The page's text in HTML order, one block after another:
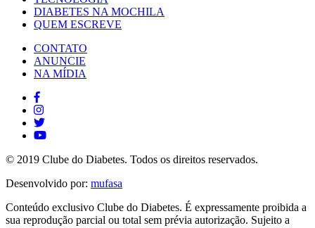
DIABETES NA MOCHILA
QUEM ESCREVE
CONTATO
ANUNCIE
NA MÍDIA
© 2019 Clube do Diabetes. Todos os direitos reservados.
Desenvolvido por: mufasa
Conteúdo exclusivo Clube do Diabetes. É expressamente proibida a
sua reprodução parcial ou total sem prévia autorização. Sujeito a